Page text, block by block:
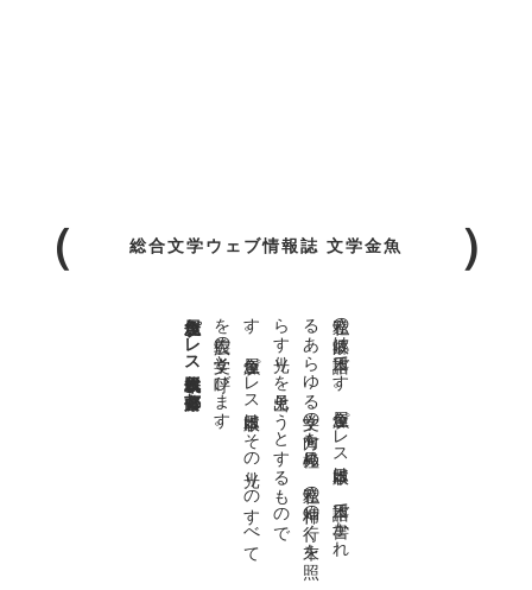
総合文学ウェブ情報誌 文学金魚
私達の
故郷は
日本語で
す
。
金魚屋プ
レ
ス
日本版は
、
日本語で
書か
れ
る
あ
ら
ゆ
る
文学の
方向を
見極め
、
私達の
精神の
行く
末を
照
ら
す
光り
を
見出そ
う
と
す
る
も
の
で
す
。
金魚屋プ
レ
ス
日本版は
そ
の
光り
の
す
べ
て
を
広義の
文学と
呼び
ま
す
。
金魚屋プレス日本版代表 齋藤都